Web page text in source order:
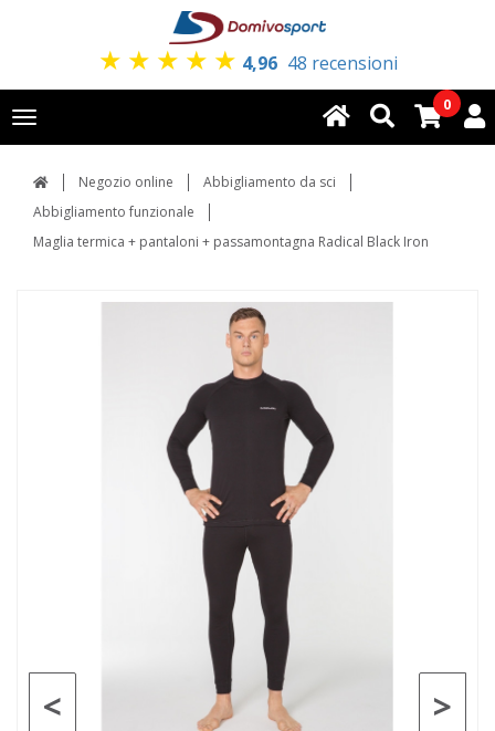
★ ★ ★ ★ ★ 4,96 48 recensioni
Toggle
navigation
0
Negozio online
Abbigliamento da sci
Abbigliamento funzionale
Maglia termica + pantaloni + passamontagna Radical Black Iron
>
<